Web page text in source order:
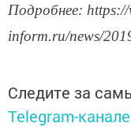
Подробнее:
inform.ru/news/
Следите за
Telegram-канале